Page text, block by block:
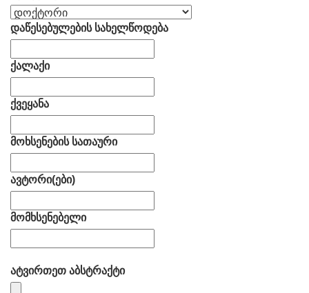
დაწესებულების სახელწოდება
ქალაქი
ქვეყანა
მოხსენების სათაური
ავტორი(ები)
მომხსენებელი
ატვირთეთ აბსტრაქტი